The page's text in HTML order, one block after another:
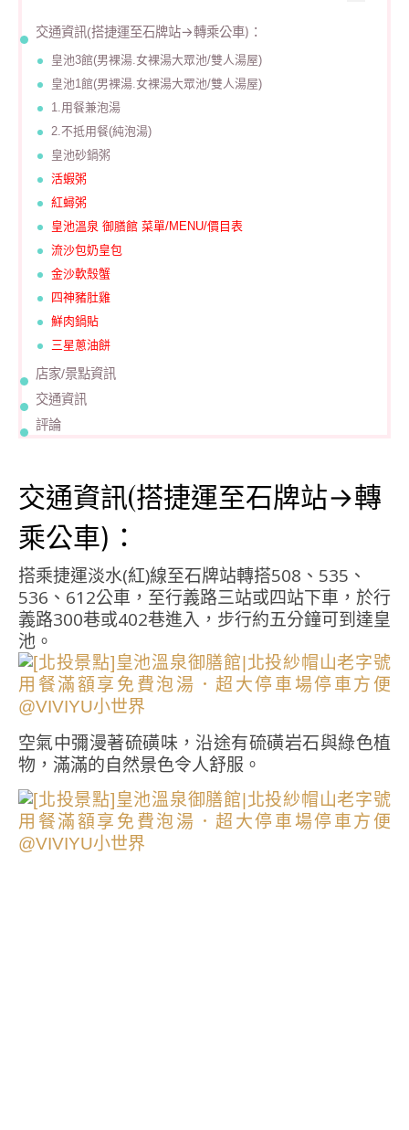
交通資訊(搭捷運至石牌站->轉乘公車)：
皇池3館(男裸湯.女裸湯大眾池/雙人湯屋)
皇池1館(男裸湯.女裸湯大眾池/雙人湯屋)
1.用餐兼泡湯
2.不抵用餐(純泡湯)
皇池砂鍋粥
活蝦粥
紅蟳粥
皇池溫泉 御膳館 菜單/MENU/價目表
流沙包奶皇包
金沙軟殼蟹
四神豬肚雞
鮮肉鍋貼
三星蔥油餅
店家/景點資訊
交通資訊
評論
交通資訊(搭捷運至石牌站->轉
乘公車)：
搭乘捷運淡水(紅)線至石牌站轉搭508、535、
536、612公車，至行義路三站或四站下車，於行
義路300巷或402巷進入，步行約五分鐘可到達皇
池。
空氣中彌漫著硫磺味，沿途有硫磺岩石與綠色植
物，滿滿的自然景色令人舒服。